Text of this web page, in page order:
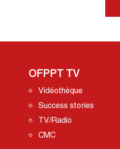
OFPPT TV
Vidéothèque
Success stories
TV/Radio
CMC